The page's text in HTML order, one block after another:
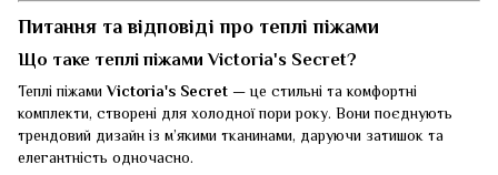
Питання та відповіді про теплі піжами
Що таке теплі піжами Victoria's Secret?
Теплі піжамиVictoria's Secret — це стильні та комфортні
комплекти, створені для холодної пори року. Вони поєднують
трендовий дизайн із м’якими тканинами, даруючи затишок та
елегантність одночасно.